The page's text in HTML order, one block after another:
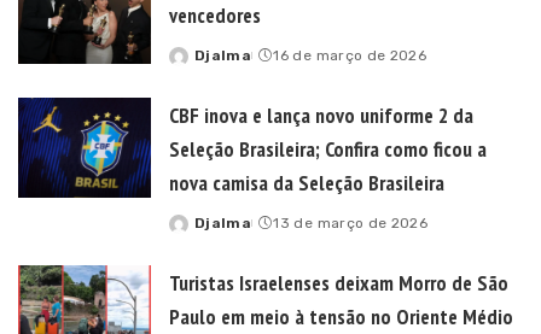
vencedores
Posted
Djalma 16 de março de 2026
CBF inova e lança novo uniforme 2 da
Seleção Brasileira; Confira como ficou a
nova camisa da Seleção Brasileira
Posted
Djalma 13 de março de 2026
Turistas Israelenses deixam Morro de São
Paulo em meio à tensão no Oriente Médio